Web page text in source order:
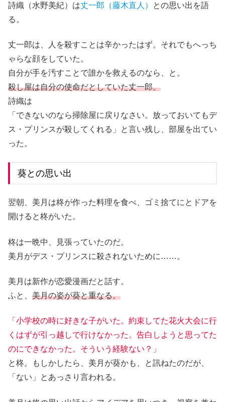
詩織（水野美紀）は丈一郎（藤木直人）
との思い出を語
る。
丈一郎は、人を殺すことは辛かったはず。それでもへっち
ゃらな顔をしていた。
自分が手を汚すことで誰かを救えるのなら、と。
殺し屋は自分の使命だとしていた丈一郎。
詩織は
「できないのなら掃除屋に戻りなさい。放っておいてもデ
ス・プリンスが殺してくれる」と言い残し、部屋を出てい
った。
葵との思い出
翌朝、美月は柊が作った料理を食べ、ゴミ捨てにとドアを
開けると柊がいた。
柊は一晩中、見張っていたのだ。
美月がデス・プリンスに殺されないために……。
美月は新作が恋愛漫画だと話す。
ふと、 美月の姿が葵と重なる。
「小学校の時に好きな子がいた。約束してた花火大会に行
くはずが引っ越しで行けなかった。告白しようと思ってた
のにできなかった。そういう経験ない？」
と柊。もしかしたら、美月が葵かも、と訊ねたのだが、
「ない」とあっさり言われる。